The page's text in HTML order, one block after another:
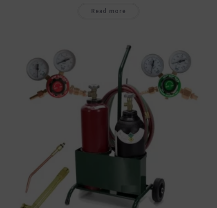
Read more